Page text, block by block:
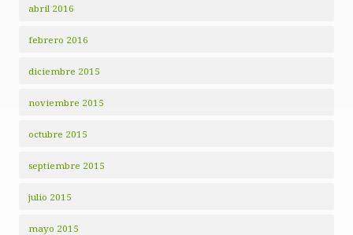
abril 2016
febrero 2016
diciembre 2015
noviembre 2015
octubre 2015
septiembre 2015
julio 2015
mayo 2015